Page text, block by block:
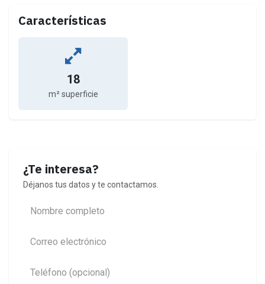
Características
18
m² superficie
¿Te interesa?
Déjanos tus datos y te contactamos.